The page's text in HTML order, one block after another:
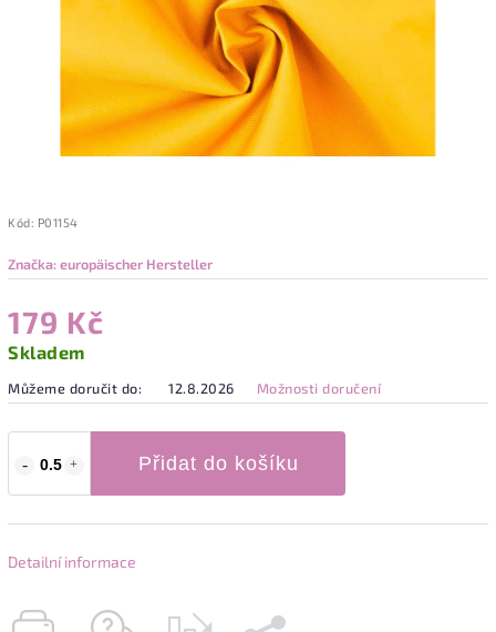
Kód: P01154
Značka:europäischer Hersteller
179 Kč
Skladem
Můžeme doručit do: 12.8.2026 Možnosti doručení
Přidat do košíku
Detailní informace